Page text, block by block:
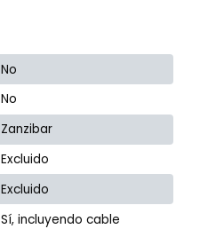
No
No
Zanzibar
Excluido
Excluido
Sí, incluyendo cable